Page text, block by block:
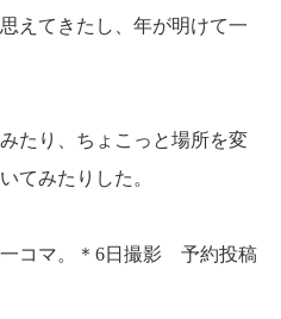
えてきたし、年が明けて一
たり、ちょこっと場所を変
てみたりした。
コマ。＊6日撮影 予約投稿